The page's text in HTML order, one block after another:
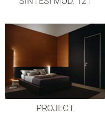
PROJECT